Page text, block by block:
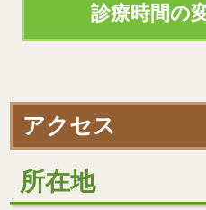
診療時間の
アクセス
所在地